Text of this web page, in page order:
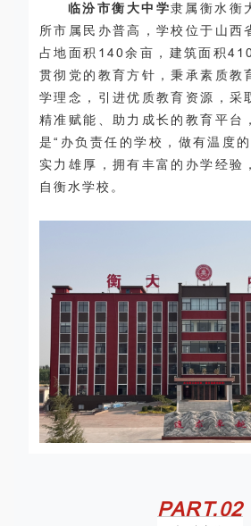
临汾市衡大中学隶属衡水衡
所市属民办普高，学校位于山西
占地面积140余亩，建筑面积
贯彻党的教育方针，秉承素质教
学理念，引进优质教育资源，采
精准赋能、助力成长的教育平台
是“办负责任的学校，做有温度
实力雄厚，拥有丰富的办学经验
自衡水学校。
PART.02